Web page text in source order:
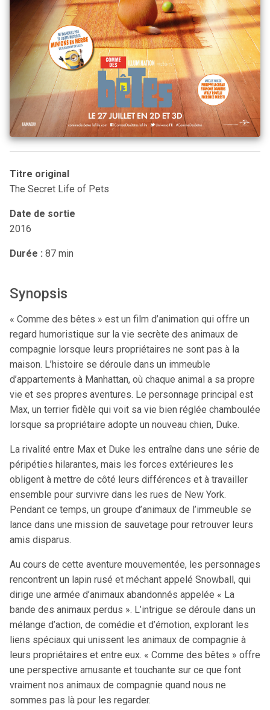
Titre original
The Secret Life of Pets
Date de sortie
2016
Durée : 87 min
Synopsis
« Comme des bêtes » est un film d’animation qui offre un
regard humoristique sur la vie secrète des animaux de
compagnie lorsque leurs propriétaires ne sont pas à la
maison. L’histoire se déroule dans un immeuble
d’appartements à Manhattan, où chaque animal a sa propre
vie et ses propres aventures. Le personnage principal est
Max, un terrier fidèle qui voit sa vie bien réglée chamboulée
lorsque sa propriétaire adopte un nouveau chien, Duke.
La rivalité entre Max et Duke les entraîne dans une série de
péripéties hilarantes, mais les forces extérieures les
obligent à mettre de côté leurs différences et à travailler
ensemble pour survivre dans les rues de New York.
Pendant ce temps, un groupe d’animaux de l’immeuble se
lance dans une mission de sauvetage pour retrouver leurs
amis disparus.
Au cours de cette aventure mouvementée, les personnages
rencontrent un lapin rusé et méchant appelé Snowball, qui
dirige une armée d’animaux abandonnés appelée « La
bande des animaux perdus ». L’intrigue se déroule dans un
mélange d’action, de comédie et d’émotion, explorant les
liens spéciaux qui unissent les animaux de compagnie à
leurs propriétaires et entre eux. « Comme des bêtes » offre
une perspective amusante et touchante sur ce que font
vraiment nos animaux de compagnie quand nous ne
sommes pas là pour les regarder.